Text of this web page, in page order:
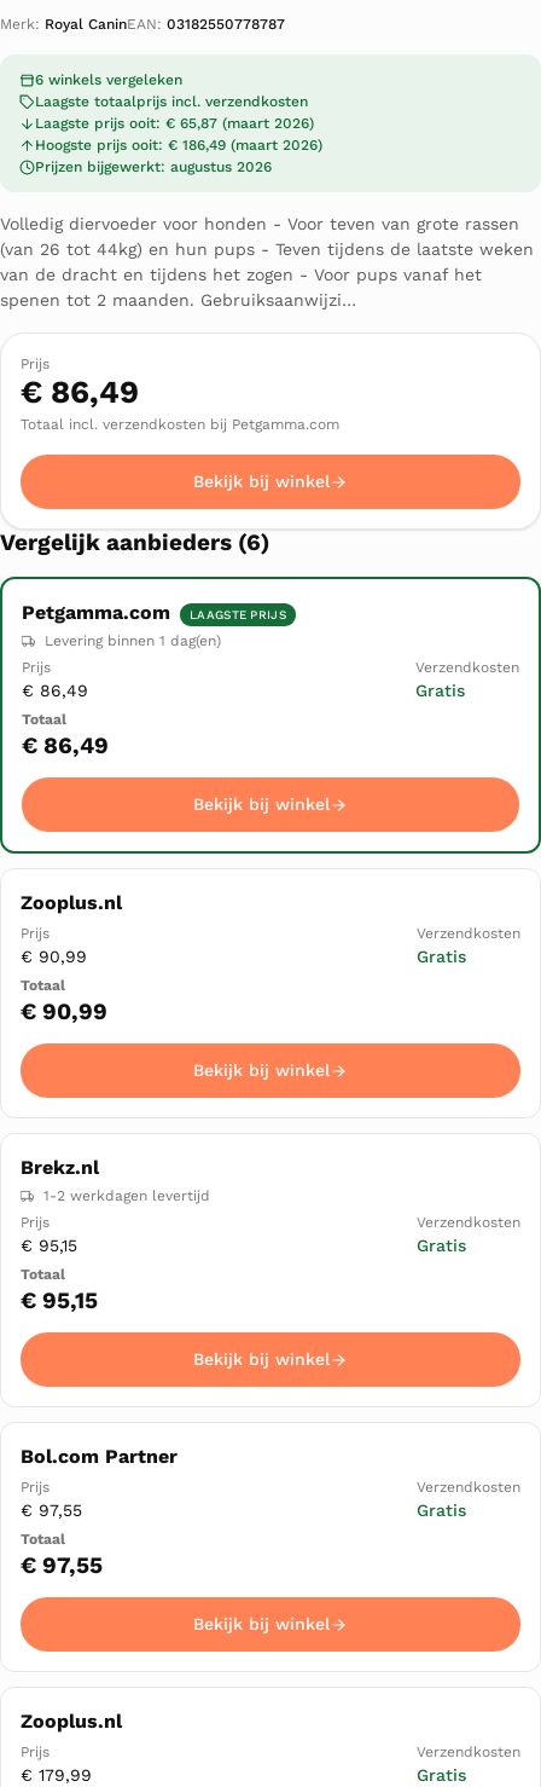
Merk: Royal CaninEAN: 03182550778787
6 winkels vergeleken
Laagste totaalprijs incl. verzendkosten
Laagste prijs ooit: € 65,87 (maart 2026)
Hoogste prijs ooit: € 186,49 (maart 2026)
Prijzen bijgewerkt: augustus 2026
Volledig diervoeder voor honden - Voor teven van grote rassen
(van 26 tot 44kg) en hun pups - Teven tijdens de laatste weken
van de dracht en tijdens het zogen - Voor pups vanaf het
spenen tot 2 maanden. Gebruiksaanwijzi…
Prijs
€ 86,49
Totaal incl. verzendkosten bij Petgamma.com
Bekijk bij winkel
Vergelijk aanbieders (6)
Winkel Prijs
Verzendkosten
Petgamma.com LAAGSTE PRIJS
Levering binnen 1 dag(en)
€ 86,49 Gratis
€ 86,49
Bekijk bij winkel
Zooplus.nl
€ 90,99 Gratis
€ 90,99
Bekijk bij winkel
Brekz.nl
1-2 werkdagen levertijd
€ 95,15 Gratis
€ 95,15
Bekijk bij winkel
Bol.com Partner
€ 97,55 Gratis
€ 97,55
Bekijk bij winkel
Zooplus.nl
€ 179,99 Gratis